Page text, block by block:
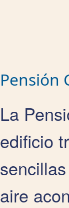
Pensión
La
edificio
aire